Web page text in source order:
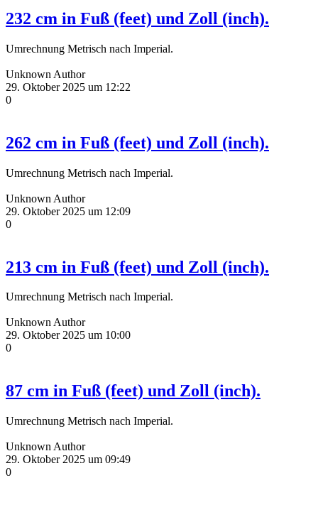
232 cm in Fuß (feet) und Zoll (inch).
Umrechnung Metrisch nach Imperial.
Unknown Author
29. Oktober 2025 um 12:22
0
262 cm in Fuß (feet) und Zoll (inch).
Umrechnung Metrisch nach Imperial.
Unknown Author
29. Oktober 2025 um 12:09
0
213 cm in Fuß (feet) und Zoll (inch).
Umrechnung Metrisch nach Imperial.
Unknown Author
29. Oktober 2025 um 10:00
0
87 cm in Fuß (feet) und Zoll (inch).
Umrechnung Metrisch nach Imperial.
Unknown Author
29. Oktober 2025 um 09:49
0